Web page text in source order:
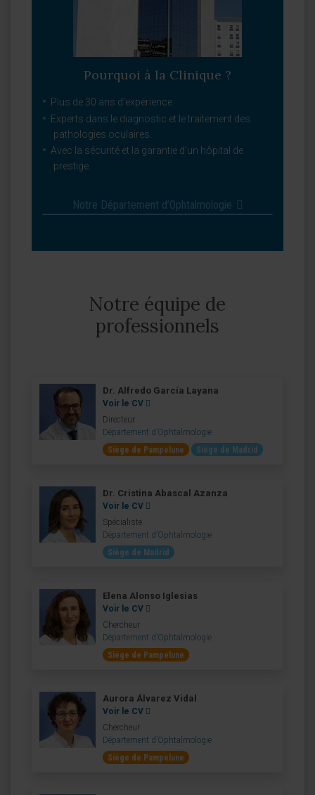
Pourquoi à la Clinique ?
Plus de 30 ans d’expérience.
Experts dans le diagnostic et le traitement des
pathologies oculaires.
Avec la sécurité et la garantie d’un hôpital de
prestige.
Notre Département d’Ophtalmologie
Notre équipe de
professionnels
Dr. Alfredo García Layana
Voir le CV
Directeur
Département d’Ophtalmologie
Siège de Pampelune
Siège de Madrid
Dr. Cristina Abascal Azanza
Voir le CV
Spécialiste
Département d’Ophtalmologie
Siège de Madrid
Elena Alonso Iglesias
Voir le CV
Chercheur
Département d’Ophtalmologie
Siège de Pampelune
Aurora Álvarez Vidal
Voir le CV
Chercheur
Département d’Ophtalmologie
Siège de Pampelune